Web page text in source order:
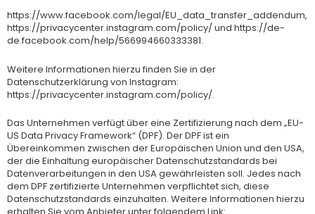
https://www.facebook.com/legal/EU_data_transfer_addendum,
https://privacycenter.instagram.com/policy/ und https://de-
de.facebook.com/help/566994660333381.
Weitere Informationen hierzu finden Sie in der
Datenschutzerklärung von Instagram:
https://privacycenter.instagram.com/policy/.
Das Unternehmen verfügt über eine Zertifizierung nach dem „EU-
US Data Privacy Framework“ (DPF). Der DPF ist ein
Übereinkommen zwischen der Europäischen Union und den USA,
der die Einhaltung europäischer Datenschutzstandards bei
Datenverarbeitungen in den USA gewährleisten soll. Jedes nach
dem DPF zertifizierte Unternehmen verpflichtet sich, diese
Datenschutzstandards einzuhalten. Weitere Informationen hierzu